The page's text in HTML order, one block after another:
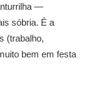
—
sóbria. É a
(trabalho,
bem em festa